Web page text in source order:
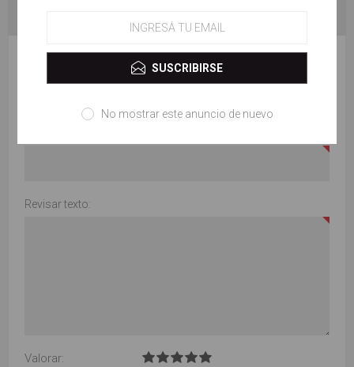
ESCRIBE TU PROPIO COMENTARIO
Revisar texto:
Valorar:
SUSCRIBIRSE
No mostrar este anuncio de nuevo